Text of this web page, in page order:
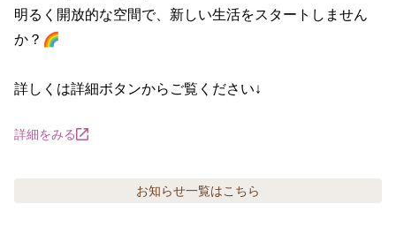
明るく開放的な空間で、新しい生活をスタートしません
か？🌈
詳しくは詳細ボタンからご覧ください↓
詳細をみる
お知らせ一覧はこちら